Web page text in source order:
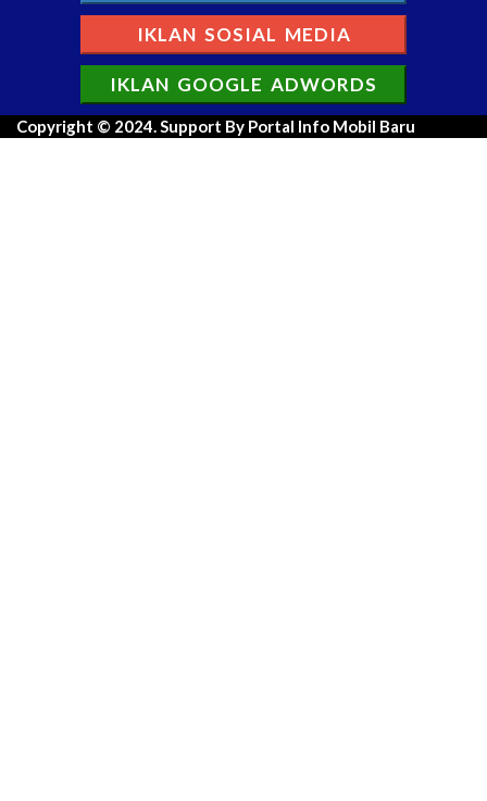
IKLAN SOSIAL MEDIA
IKLAN GOOGLE ADWORDS
Copyright © 2024. Support By Portal Info Mobil Baru